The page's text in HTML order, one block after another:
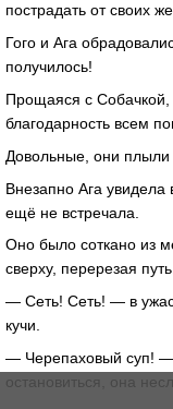
пострадать от своих
Гого и Ага
получилось!
Прощаяся с
благодарность всем
Довольные, они
Внезапно Ага увидела
ещё не встречала.
Оно было соткано из
сверху, перерезая
— Сеть! Сеть! — в
кучи.
— Черепаховый суп! —
остановиться, она